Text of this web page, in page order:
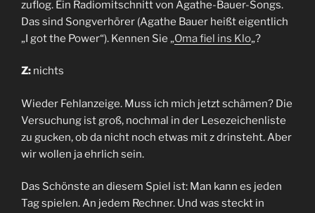
zuflog. Ein Radiomitschnitt von Agathe-Bauer-Songs.
Das sind Songverhörer (Agathe Bauer heißt eigentlich
„I got the Power“). Kennen Sie „Oma fiel ins Klo„?
Z: nichts
Wieder Fehlanzeige. Muss ich mich jetzt schämen? Die
Versuchung ist groß, nochmal in der Lesezeichenliste
zu gucken, ob da nicht noch etwas mit z drinsteht. Aber
wir wollen ja ehrlich sein.
Das Schönste an diesem Spiel ist: Man kann es jeden
Tag spielen. An jedem Rechner. Und was steckt in